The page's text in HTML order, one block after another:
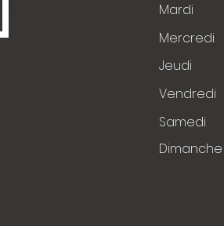
Mardi
Mercredi
Jeudi
Vendredi
Samedi
​Dimanche